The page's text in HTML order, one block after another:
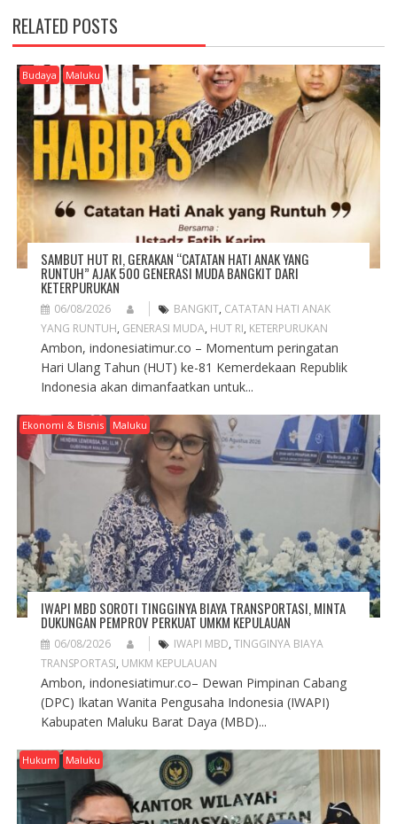
A
V
I
G
A
T
O
N
RELATED POSTS
Budaya Maluku
SAMBUT HUT RI, GERAKAN “CATATAN HATI ANAK YANG
RUNTUH” AJAK 500 GENERASI MUDA BANGKIT DARI
KETERPURUKAN
06/08/2026 BANGKIT, CATATAN HATI ANAK
YANG RUNTUH, GENERASI MUDA, HUT RI, KETERPURUKAN
Ambon, indonesiatimur.co – Momentum peringatan
Hari Ulang Tahun (HUT) ke-81 Kemerdekaan Republik
Indonesia akan dimanfaatkan untuk...
Ekonomi & Bisnis Maluku
IWAPI MBD SOROTI TINGGINYA BIAYA TRANSPORTASI, MINTA
DUKUNGAN PEMPROV PERKUAT UMKM KEPULAUAN
06/08/2026 IWAPI MBD, TINGGINYA BIAYA
TRANSPORTASI, UMKM KEPULAUAN
Ambon, indonesiatimur.co– Dewan Pimpinan Cabang
(DPC) Ikatan Wanita Pengusaha Indonesia (IWAPI)
Kabupaten Maluku Barat Daya (MBD)...
Hukum Maluku